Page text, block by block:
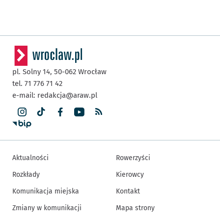
pl. Solny 14, 50-062 Wrocław
tel. 71 776 71 42
e-mail: redakcja@araw.pl
Aktualności
Rozkłady
Komunikacja miejska
Zmiany w komunikacji
Rowerzyści
Kierowcy
Kontakt
Mapa strony